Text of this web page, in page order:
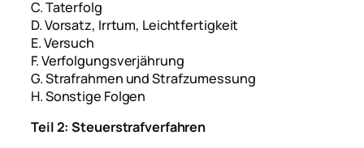
C. Taterfolg
D. Vorsatz, Irrtum, Leichtfertigkeit
E. Versuch
F. Verfolgungsverjährung
G. Strafrahmen und Strafzumessung
H. Sonstige Folgen
Teil 2: Steuerstrafverfahren